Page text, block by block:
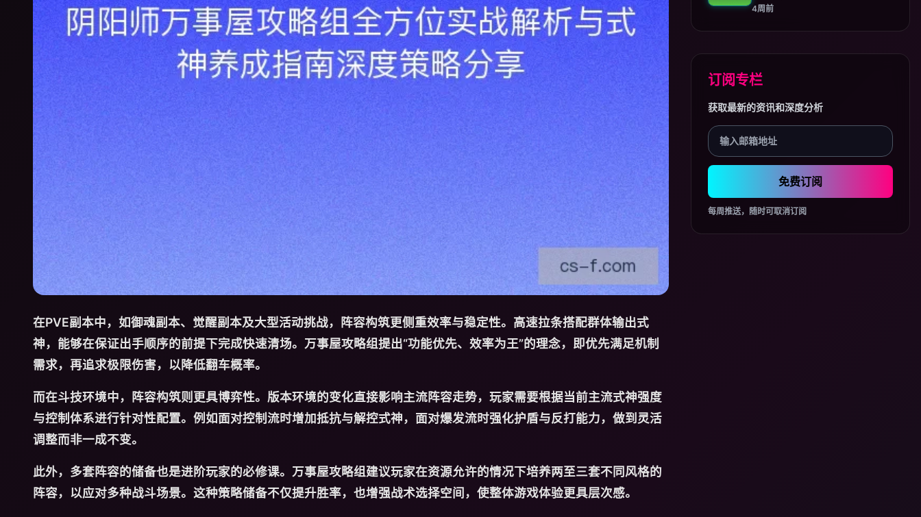
在PVE副本中，如御魂副本、觉醒副本及大型活动挑战，阵容构筑更侧重效率与稳定性。高速拉条搭配群体输出式
神，能够在保证出手顺序的前提下完成快速清场。万事屋攻略组提出“功能优先、效率为王”的理念，即优先满足机制
需求，再追求极限伤害，以降低翻车概率。
而在斗技环境中，阵容构筑则更具博弈性。版本环境的变化直接影响主流阵容走势，玩家需要根据当前主流式神强度
与控制体系进行针对性配置。例如面对控制流时增加抵抗与解控式神，面对爆发流时强化护盾与反打能力，做到灵活
调整而非一成不变。
此外，多套阵容的储备也是进阶玩家的必修课。万事屋攻略组建议玩家在资源允许的情况下培养两至三套不同风格的
阵容，以应对多种战斗场景。这种策略储备不仅提升胜率，也增强战术选择空间，使整体游戏体验更具层次感。
4周前
订阅专栏
获取最新的资讯和深度分析
免费订阅
每周推送，随时可取消订阅